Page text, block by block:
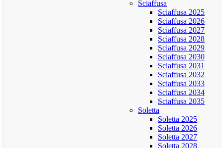
Sciaffusa
Sciaffusa 2025
Sciaffusa 2026
Sciaffusa 2027
Sciaffusa 2028
Sciaffusa 2029
Sciaffusa 2030
Sciaffusa 2031
Sciaffusa 2032
Sciaffusa 2033
Sciaffusa 2034
Sciaffusa 2035
Soletta
Soletta 2025
Soletta 2026
Soletta 2027
Soletta 2028